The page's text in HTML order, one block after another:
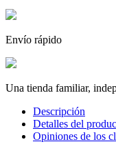
Envío rápido
Una tienda familiar,
Descripción
Detalles del
Opiniones de los